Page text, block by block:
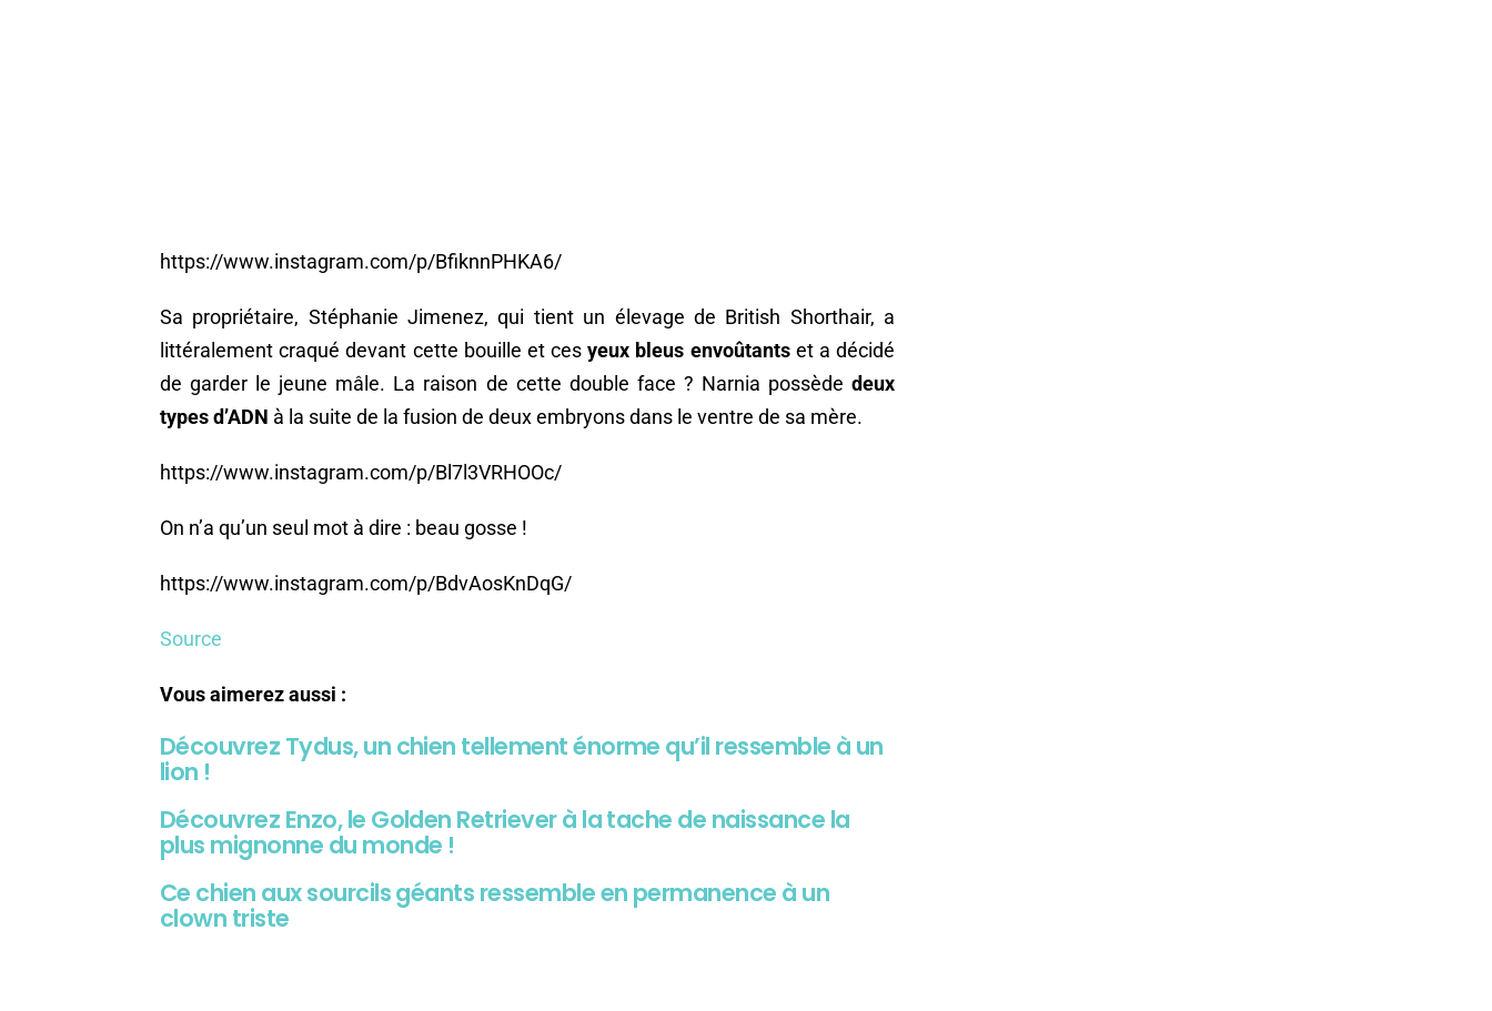
https://www.instagram.com/p/BfiknnPHKA6/
Sa propriétaire, Stéphanie Jimenez, qui tient un élevage de British Shorthair, a
littéralement craqué devant cette bouille et cesyeux bleus envoûtantset a décidé
de garder le jeune mâle. La raison de cette double face ? Narnia possède deux
types d’ADN à la suite de la fusion de deux embryons dans le ventre de sa mère.
https://www.instagram.com/p/Bl7l3VRHOOc/
On n’a qu’un seul mot à dire : beau gosse !
https://www.instagram.com/p/BdvAosKnDqG/
Source
Vous aimerez aussi :
Découvrez Tydus, un chien tellement énorme qu’il ressemble à un
lion !
Découvrez Enzo, le Golden Retriever à la tache de naissance la
plus mignonne du monde !
Ce chien aux sourcils géants ressemble en permanence à un
clown triste